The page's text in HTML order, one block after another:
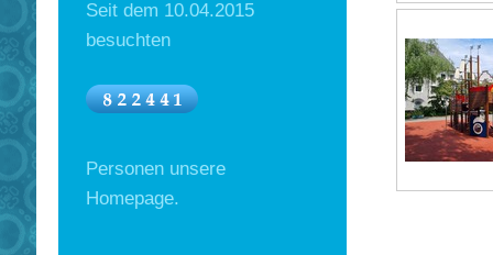
Seit dem 10.04.2015
besuchten
Personen unsere
Homepage.